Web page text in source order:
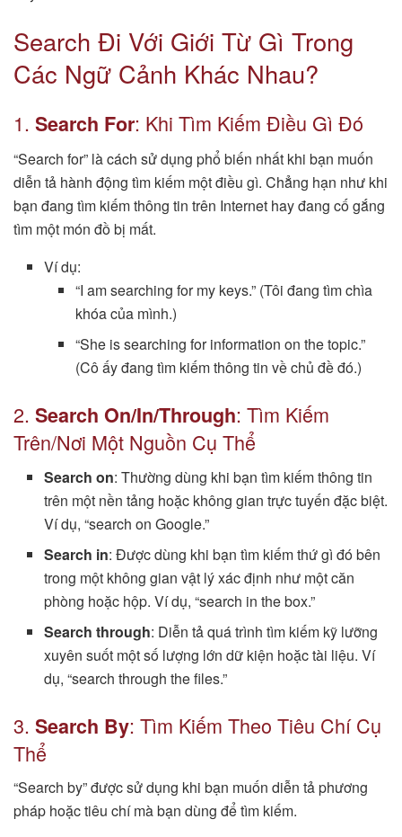
Search Đi Với Giới Từ Gì Trong
Các Ngữ Cảnh Khác Nhau?
1. Search For: Khi Tìm Kiếm Điều Gì Đó
“Search for” là cách sử dụng phổ biến nhất khi bạn muốn
diễn tả hành động tìm kiếm một điều gì. Chẳng hạn như khi
bạn đang tìm kiếm thông tin trên Internet hay đang cố gắng
tìm một món đồ bị mất.
Ví dụ:
“I am searching for my keys.” (Tôi đang tìm chìa
khóa của mình.)
“She is searching for information on the topic.”
(Cô ấy đang tìm kiếm thông tin về chủ đề đó.)
2. Search On/In/Through: Tìm Kiếm
Trên/Nơi Một Nguồn Cụ Thể
Search on: Thường dùng khi bạn tìm kiếm thông tin
trên một nền tảng hoặc không gian trực tuyến đặc biệt.
Ví dụ, “search on Google.”
Search in: Được dùng khi bạn tìm kiếm thứ gì đó bên
trong một không gian vật lý xác định như một căn
phòng hoặc hộp. Ví dụ, “search in the box.”
Search through: Diễn tả quá trình tìm kiếm kỹ lưỡng
xuyên suốt một số lượng lớn dữ kiện hoặc tài liệu. Ví
dụ, “search through the files.”
3. Search By: Tìm Kiếm Theo Tiêu Chí Cụ
Thể
“Search by” được sử dụng khi bạn muốn diễn tả phương
pháp hoặc tiêu chí mà bạn dùng để tìm kiếm.